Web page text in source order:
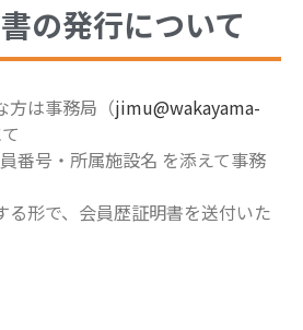
の発行について
方は事務局（jimu@wakayama-
番号・所属施設名 を添えて事務
る形で、会員歴証明書を送付いた